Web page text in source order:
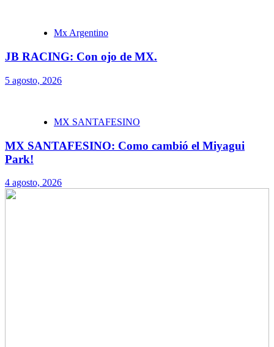
Mx Argentino
JB RACING: Con ojo de MX.
5 agosto, 2026
MX SANTAFESINO
MX SANTAFESINO: Como cambió el Miyagui
Park!
4 agosto, 2026